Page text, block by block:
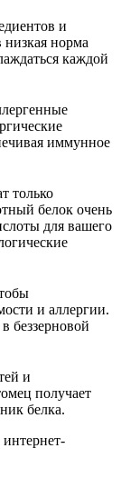
и
низкая норма
каждой
иммунное
только
белок очень
для вашего
и аллергии.
беззерновой
и
получает
белка.